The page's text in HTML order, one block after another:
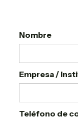
Nombre
Empresa /
Teléfono de